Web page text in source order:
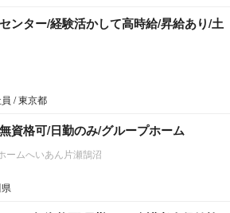
ンター/経験活かして高時給/昇給あり/土
/ 東京都
資格可/日勤のみ/グループホーム
ームへいあん片瀬鵠沼